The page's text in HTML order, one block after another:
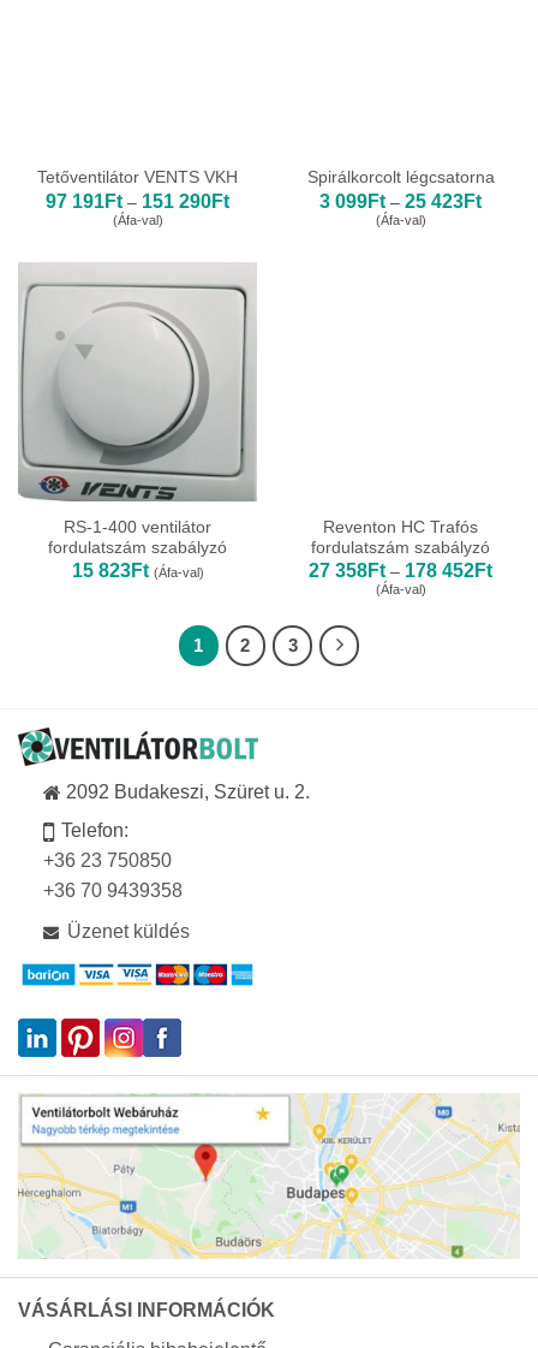
Tetőventilátor VENTS VKH
97 191Ft – 151 290FtÁrtartomány:
151
(Áfa-val)
Spirálkorcolt légcsatorna
3 099Ft – 25 423Ft
(Áfa-val)
RS-1-400 ventilátor
fordulatszám szabályzó
15 823Ft (Áfa-val)
Reventon HC Trafós
fordulatszám szabályzó
27 358Ft – 178 452Ft
(Áfa-val)
1 2 3
2092 Budakeszi, Szüret u. 2.
Telefon:
+36 23 750850
+36 70 9439358
Üzenet küldés
VÁSÁRLÁSI INFORMÁCIÓK